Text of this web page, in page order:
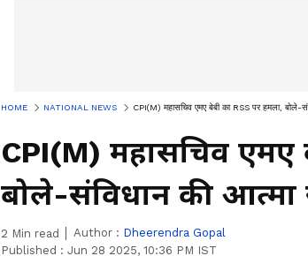
HOME NATIONAL NEWS CPI(M) महासचिव एमए बेबी का RSS पर हमला, बोले-
CPI(M) महासचिव एमए
बोले-संविधान की
2 Min read Author : Dheerendra Gopal
Published : Jun 28 2025, 10:36 PM IST